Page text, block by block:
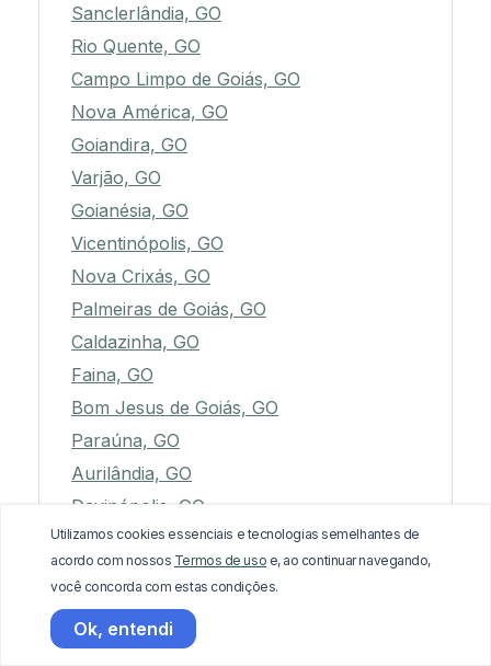
Sanclerlândia, GO
Rio Quente, GO
Campo Limpo de Goiás, GO
Nova América, GO
Goiandira, GO
Varjão, GO
Goianésia, GO
Vicentinópolis, GO
Nova Crixás, GO
Palmeiras de Goiás, GO
Caldazinha, GO
Faina, GO
Bom Jesus de Goiás, GO
Paraúna, GO
Aurilândia, GO
Davinópolis, GO
Guapó, GO
Simolândia, GO
Perolândia, GO
Rubiataba, GO
Utilizamos cookies essenciais e tecnologias semelhantes de
acordo com nossos Termos de uso e, ao continuar navegando,
você concorda com estas condições.
Ok, entendi